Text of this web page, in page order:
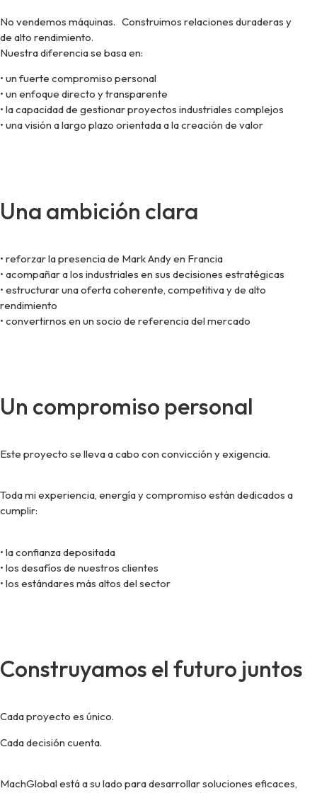
No vendemos máquinas. Construimos relaciones duraderas y
de alto rendimiento.
Nuestra diferencia se basa en:
• un fuerte compromiso personal
• un enfoque directo y transparente
• la capacidad de gestionar proyectos industriales complejos
• una visión a largo plazo orientada a la creación de valor
Una ambición clara
• reforzar la presencia de Mark Andy en Francia
• acompañar a los industriales en sus decisiones estratégicas
• estructurar una oferta coherente, competitiva y de alto
rendimiento
• convertirnos en un socio de referencia del mercado
Un compromiso personal
Este proyecto se lleva a cabo con convicción y exigencia.
Toda mi experiencia, energía y compromiso están dedicados a
cumplir:
• la confianza depositada
• los desafíos de nuestros clientes
• los estándares más altos del sector
Construyamos el futuro juntos
Cada proyecto es único.
Cada decisión cuenta.
MachGlobal está a su lado para desarrollar soluciones eficaces,